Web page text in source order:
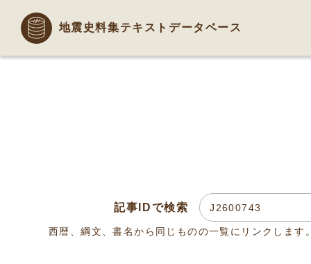
地震史料集テキストデータベース
記事IDで検索
西暦、綱文、書名から同じものの一覧にリンクします